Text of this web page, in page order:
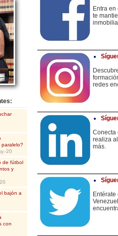
paralelo?
20
de fútbol
y
bajón a
con
Entra
te
redes
Conecta
realiza
más.